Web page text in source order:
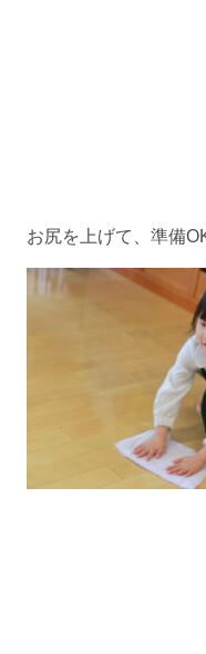
お尻を上げて、準備